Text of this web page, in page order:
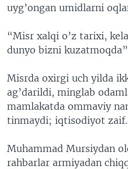
uyg’ongan umidlarni
“Misr xalqi o’z tarixi,
dunyo bizni
Misrda oxirgi uch yilda
ag’darildi, minglab
mamlakatda ommaviy
tinmaydi; iqtisodiyot zaif.
Muhammad Mursiydan
rahbarlar armiyadan